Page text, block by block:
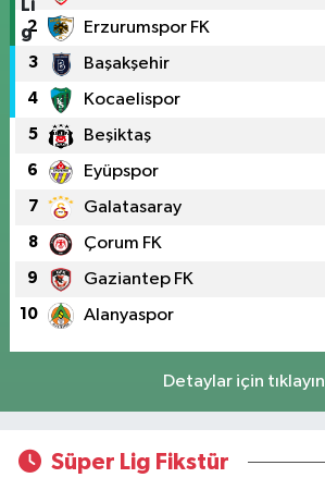
2 Erzurumspor FK
3 Başakşehir
4 Kocaelispor
5 Beşiktaş
6 Eyüpspor
7 Galatasaray
8 Çorum FK
9 Gaziantep FK
10 Alanyaspor
Detaylar için tıklayın
Süper Lig Fikstür